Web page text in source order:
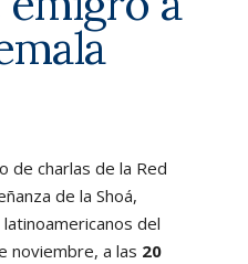
de charlas de la Red
de la Shoá,
del
noviembre, a las 20